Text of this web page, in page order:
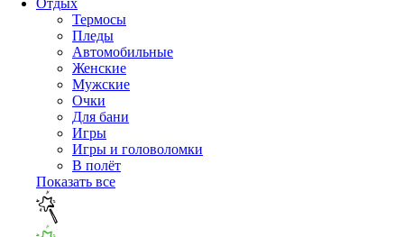
Отдых
Термосы
Пледы
Автомобильные
Женские
Мужские
Очки
Для бани
Игры
Игры и головоломки
В полёт
Показать все